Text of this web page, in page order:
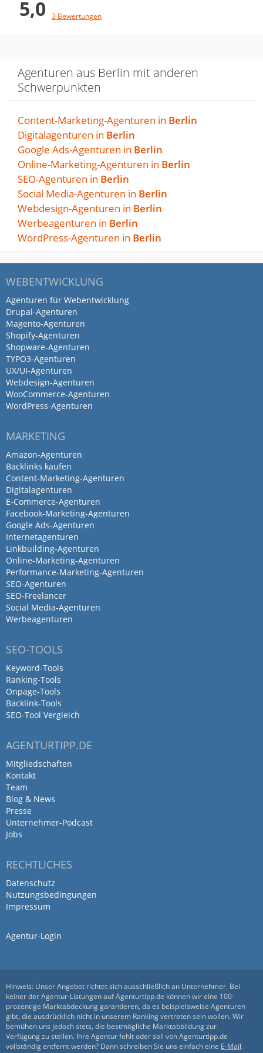
aufkamen.
Wir sind rundum zufrieden!
Sehr gute und kreative Agentur,
die uns die neue
Verbandswebsite…
von luftfahrtbewegt · 29. August 2019
Sehr gute und kreative Agentur, die uns
die neue Verbandswebsite erstellt hat.
Immer ansprechbar, immer kompetent,
auch bei kurzfristigen
Änderungswünschen oder Bugs auf der
Wir hatten für eine
Zusammenarbeit eine Agentur
gesucht, bei der man…
von Marburger Bund Bundesverband · 12. April 2019
Agentur gesucht, bei der man auf
menschlicher Ebene sich auf gleicher
Wellenlänge bewegt. Diese haben wir in
publicgarden gefunden.
Wir arbeiten jetzt seit einigen Jahren im
Web- und Printbereich mit dem Team
zusammen. Dadurch können viele
Synergien genutzt werden und Print und
Web sind gut aufeinander abgestimmt.
Professionell und kreativ sind Viele, aber
bei publicgarden stimmt zusätzlich auch
die persönliche Ebene. Das gesamte Team
hat eine unkomplizierte und sympatische
Eigenarten des Kunden souverän und
gelassen managed, ist mit publicgarden
gut beraten.
Das Team denkt mit, fühlt mit und hat ein
Herz. Das ist die beste Voraussetzung für
eine harmonische und gelungene
mit publicgarden zusammen und
bin…
Ich arbeite in mehreren Projekte mit
publicgarden zusammen und bin immer
wieder schwer von der Professionalität,
Kreativität und dem entspannten,
Zusammenarbeit klappt sehr gut und die
Prima Agentur für Webdesign,
tolle Zusammenarbeit mit dem
gesamten…
5,0 3 Bewertungen
Agenturen aus Berlin mit anderen
Schwerpunkten
Content-Marketing-Agenturen in Berlin
Digitalagenturen in Berlin
Google Ads-Agenturen in Berlin
Online-Marketing-Agenturen in Berlin
SEO-Agenturen in Berlin
Social Media-Agenturen in Berlin
Webdesign-Agenturen in Berlin
Werbeagenturen in Berlin
WordPress-Agenturen in Berlin
WEBENTWICKLUNG
Agenturen für Webentwicklung
Drupal-Agenturen
Magento-Agenturen
Shopify-Agenturen
Shopware-Agenturen
TYPO3-Agenturen
UX/UI-Agenturen
Webdesign-Agenturen
WooCommerce-Agenturen
WordPress-Agenturen
MARKETING
Amazon-Agenturen
Backlinks kaufen
Content-Marketing-Agenturen
Digitalagenturen
E-Commerce-Agenturen
Facebook-Marketing-Agenturen
Google Ads-Agenturen
Internetagenturen
Linkbuilding-Agenturen
Online-Marketing-Agenturen
Performance-Marketing-Agenturen
SEO-Agenturen
SEO-Freelancer
Social Media-Agenturen
Werbeagenturen
SEO-TOOLS
Keyword-Tools
Ranking-Tools
Onpage-Tools
Backlink-Tools
SEO-Tool Vergleich
AGENTURTIPP.DE
Mitgliedschaften
Kontakt
Team
Blog & News
Presse
Unternehmer-Podcast
Jobs
RECHTLICHES
Datenschutz
Nutzungsbedingungen
Impressum
Agentur-Login
Hinweis: Unser Angebot richtet sich ausschließlich an Unternehmer. Bei
keiner der Agentur-Listungen auf Agenturtipp.de können wir eine 100-
prozentige Marktabdeckung garantieren, da es beispielsweise Agenturen
gibt, die ausdrücklich nicht in unserem Ranking vertreten sein wollen. Wir
bemühen uns jedoch stets, die bestmögliche Marktabbildung zur
Verfügung zu stellen. Ihre Agentur fehlt oder soll von Agenturtipp.de
vollständig entfernt werden? Dann schreiben Sie uns einfach eine E-Mail.